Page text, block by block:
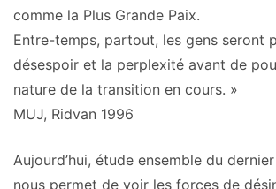
comme la Plus Grande Paix.
Entre-temps, partout, les gens seront
désespoir et la perplexité avant de
nature de la transition en cours. »
MUJ, Ridvan 1996
Aujourd’hui, étude ensemble du
nous permet de voir les forces de